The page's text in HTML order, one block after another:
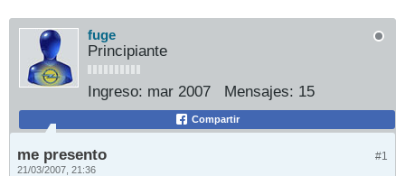
fuge
Principiante
Ingreso: mar 2007 Mensajes: 15
Compartir
#1
me presento
21/03/2007, 21:36